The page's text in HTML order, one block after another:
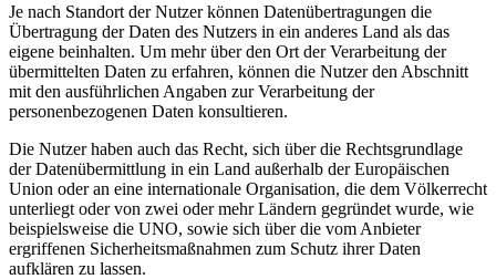
Je nach Standort der Nutzer können Datenübertragungen die
Übertragung der Daten des Nutzers in ein anderes Land als das
eigene beinhalten. Um mehr über den Ort der Verarbeitung der
übermittelten Daten zu erfahren, können die Nutzer den Abschnitt
mit den ausführlichen Angaben zur Verarbeitung der
personenbezogenen Daten konsultieren.
Die Nutzer haben auch das Recht, sich über die Rechtsgrundlage
der Datenübermittlung in ein Land außerhalb der Europäischen
Union oder an eine internationale Organisation, die dem Völkerrecht
unterliegt oder von zwei oder mehr Ländern gegründet wurde, wie
beispielsweise die UNO, sowie sich über die vom Anbieter
ergriffenen Sicherheitsmaßnahmen zum Schutz ihrer Daten
aufklären zu lassen.